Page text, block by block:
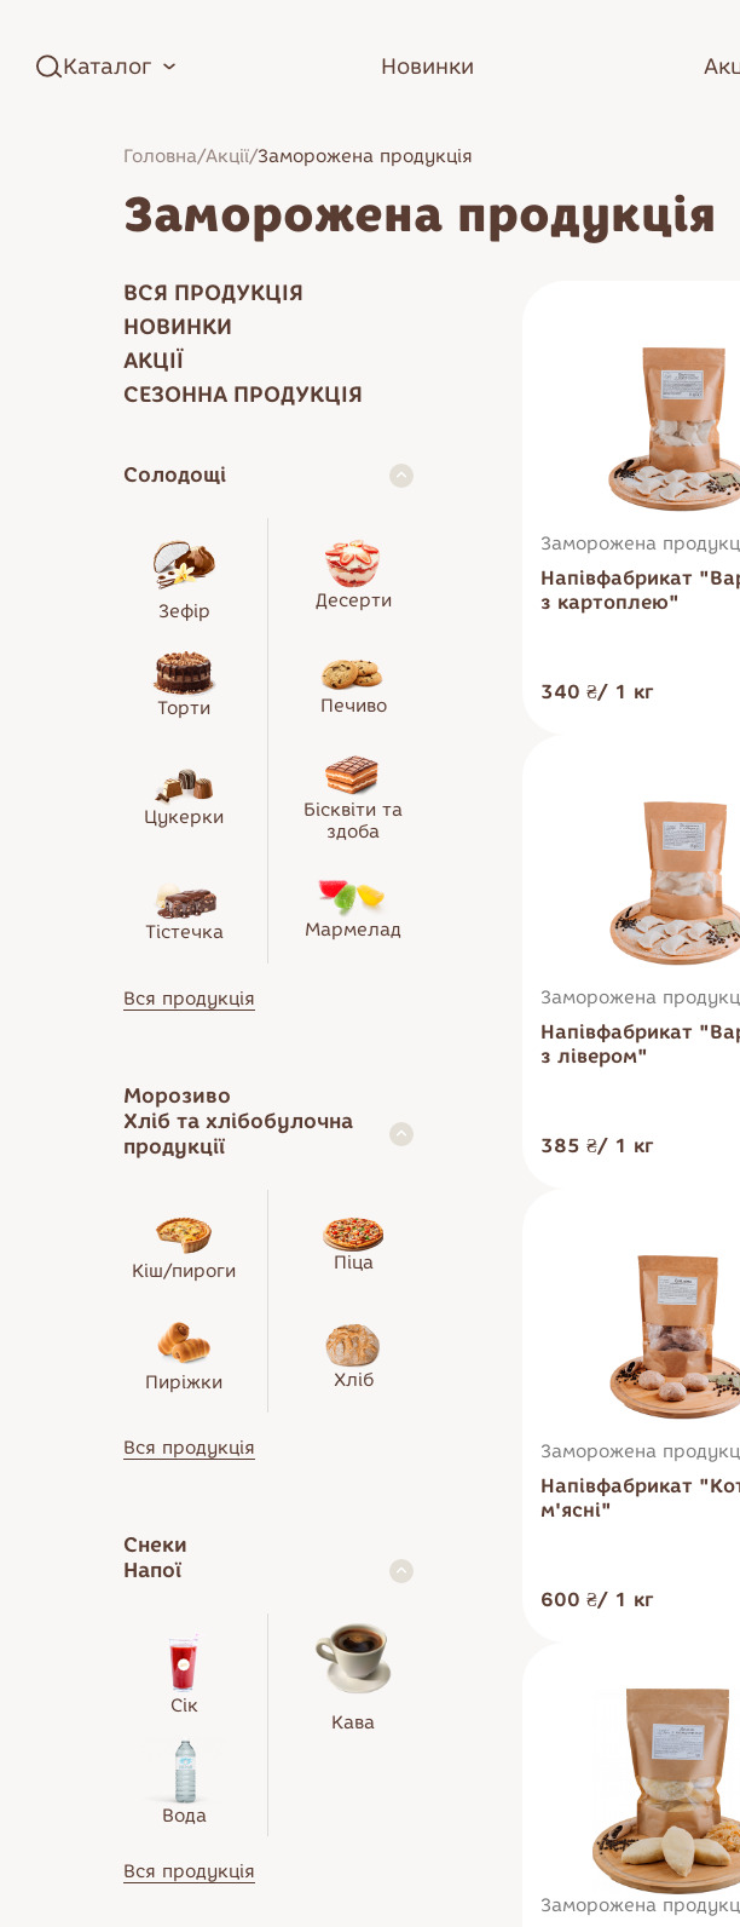
Каталог Новинки
Солодощі
Зефір
Цукерки
Тістечка
Десерти
Бісквіти та здоба
Мармелад
Хліб та
Кіш/пироги
Пиріжки
Піца
Хліб
Головна/Акції/Заморожена продукція
Заморожена продукція
ВСЯ ПРОДУКЦІЯ
НОВИНКИ
АКЦІЇ
СЕЗОННА ПРОДУКЦІЯ
Солодощі
Зефір
Торти
Цукерки
Тістечка
Десерти
Печиво
Бісквіти та
здоба
Мармелад
Вся продукція
Морозиво
Хліб та хлібобулочна
продукції
Кіш/пироги
Пиріжки
Піца
Хліб
Вся продукція
Снеки
Напої
Сік
Вода
Кава
Вся продукція
Заморожена
Напівфабрикат
з картоплею"
340 ₴/ 1 кг
Заморожена
Напівфабрикат
з лівером"
385 ₴/ 1 кг
Заморожена
Напівфабрикат
м'ясні"
600 ₴/ 1 кг
Заморожена